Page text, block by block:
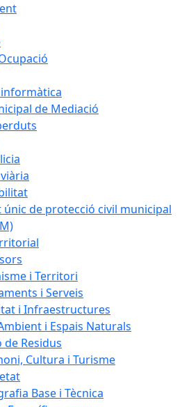
de Mediació
únic de protecció civil municipal
i Territori
i Serveis
i Infraestructures
i Espais Naturals
de Residus
Cultura i Turisme
Base i Tècnica